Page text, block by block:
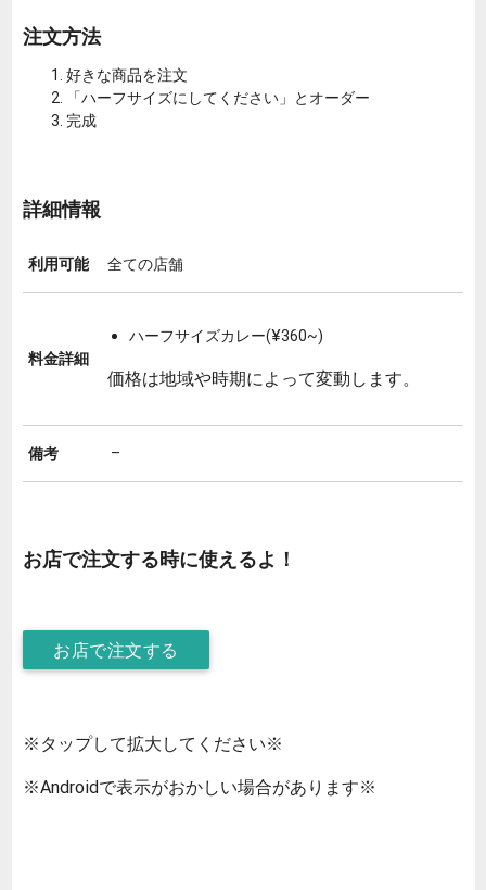
注文方法
好きな商品を注文
「ハーフサイズにしてください」とオーダー
完成
詳細情報
利用可能 全ての店舗
料金詳細
ハーフサイズカレー(¥360~)
価格は地域や時期によって変動します。
備考 –
お店で注文する時に使えるよ！
お店で注文する
※タップして拡大してください※
※Androidで表示がおかしい場合があります※